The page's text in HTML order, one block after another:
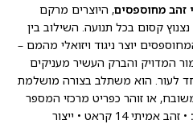
זהב מחוספסים, היוצרים מרקם
קסום בכל תנועה. השילוב בין
יוצר ניגוד ויזואלי מהמם –
המדויק והברק העשיר מעניקים
לעור. הוא משתלב בצורה מושלמת
או זוהר כפריט מרכזי המספר
• זהב אמיתי 14 קראט • ייצור